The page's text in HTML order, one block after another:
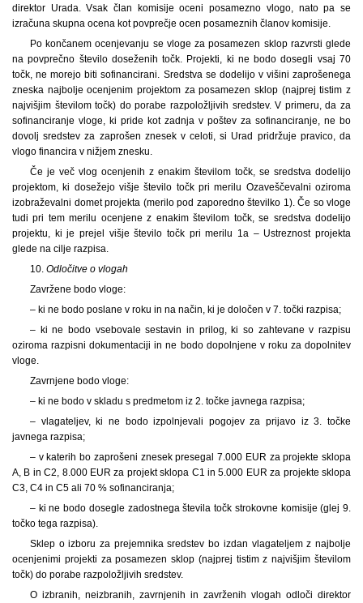
direktor Urada. Vsak član komisije oceni posamezno vlogo, nato pa se
izračuna skupna ocena kot povprečje ocen posameznih članov komisije.
Po končanem ocenjevanju se vloge za posamezen sklop razvrsti glede
na povprečno število doseženih točk. Projekti, ki ne bodo dosegli vsaj 70
točk, ne morejo biti sofinancirani. Sredstva se dodelijo v višini zaprošenega
zneska najbolje ocenjenim projektom za posamezen sklop (najprej tistim z
najvišjim številom točk) do porabe razpoložljivih sredstev. V primeru, da za
sofinanciranje vloge, ki pride kot zadnja v poštev za sofinanciranje, ne bo
dovolj sredstev za zaprošen znesek v celoti, si Urad pridržuje pravico, da
vlogo financira v nižjem znesku.
Če je več vlog ocenjenih z enakim številom točk, se sredstva dodelijo
projektom, ki dosežejo višje število točk pri merilu Ozaveščevalni oziroma
izobraževalni domet projekta (merilo pod zaporedno številko 1). Če so vloge
tudi pri tem merilu ocenjene z enakim številom točk, se sredstva dodelijo
projektu, ki je prejel višje število točk pri merilu 1a – Ustreznost projekta
glede na cilje razpisa.
10. Odločitve o vlogah
Zavržene bodo vloge:
– ki ne bodo poslane v roku in na način, ki je določen v 7. točki razpisa;
– ki ne bodo vsebovale sestavin in prilog, ki so zahtevane v razpisu
oziroma razpisni dokumentaciji in ne bodo dopolnjene v roku za dopolnitev
vloge.
Zavrnjene bodo vloge:
– ki ne bodo v skladu s predmetom iz 2. točke javnega razpisa;
– vlagateljev, ki ne bodo izpolnjevali pogojev za prijavo iz 3. točke
javnega razpisa;
– v katerih bo zaprošeni znesek presegal 7.000 EUR za projekte sklopa
A, B in C2, 8.000 EUR za projekt sklopa C1 in 5.000 EUR za projekte sklopa
C3, C4 in C5 ali 70 % sofinanciranja;
– ki ne bodo dosegle zadostnega števila točk strokovne komisije (glej 9.
točko tega razpisa).
Sklep o izboru za prejemnika sredstev bo izdan vlagateljem z najbolje
ocenjenimi projekti za posamezen sklop (najprej tistim z najvišjim številom
točk) do porabe razpoložljivih sredstev.
O izbranih, neizbranih, zavrnjenih in zavrženih vlogah odloči direktor